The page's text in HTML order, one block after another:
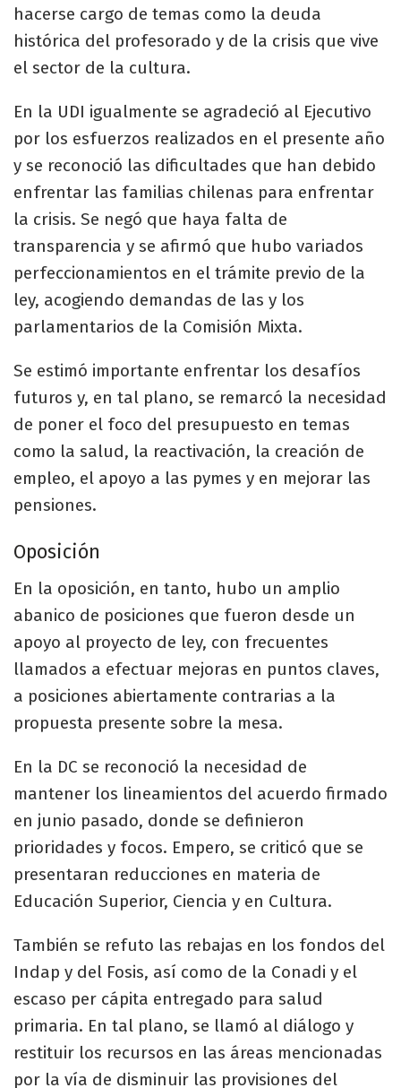
hacerse cargo de temas como la deuda
histórica del profesorado y de la crisis que vive
el sector de la cultura.
En la UDI igualmente se agradeció al Ejecutivo
por los esfuerzos realizados en el presente año
y se reconoció las dificultades que han debido
enfrentar las familias chilenas para enfrentar
la crisis. Se negó que haya falta de
transparencia y se afirmó que hubo variados
perfeccionamientos en el trámite previo de la
ley, acogiendo demandas de las y los
parlamentarios de la Comisión Mixta.
Se estimó importante enfrentar los desafíos
futuros y, en tal plano, se remarcó la necesidad
de poner el foco del presupuesto en temas
como la salud, la reactivación, la creación de
empleo, el apoyo a las pymes y en mejorar las
pensiones.
Oposición
En la oposición, en tanto, hubo un amplio
abanico de posiciones que fueron desde un
apoyo al proyecto de ley, con frecuentes
llamados a efectuar mejoras en puntos claves,
a posiciones abiertamente contrarias a la
propuesta presente sobre la mesa.
En la DC se reconoció la necesidad de
mantener los lineamientos del acuerdo firmado
en junio pasado, donde se definieron
prioridades y focos. Empero, se criticó que se
presentaran reducciones en materia de
Educación Superior, Ciencia y en Cultura.
También se refuto las rebajas en los fondos del
Indap y del Fosis, así como de la Conadi y el
escaso per cápita entregado para salud
primaria. En tal plano, se llamó al diálogo y
restituir los recursos en las áreas mencionadas
por la vía de disminuir las provisiones del